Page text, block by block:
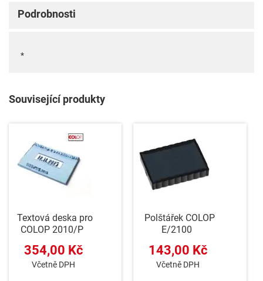
Podrobnosti
*
Související produkty
Textová deska pro
COLOP 2010/P
354,00 Kč
Včetně DPH
Polštářek COLOP
E/2100
143,00 Kč
Včetně DPH